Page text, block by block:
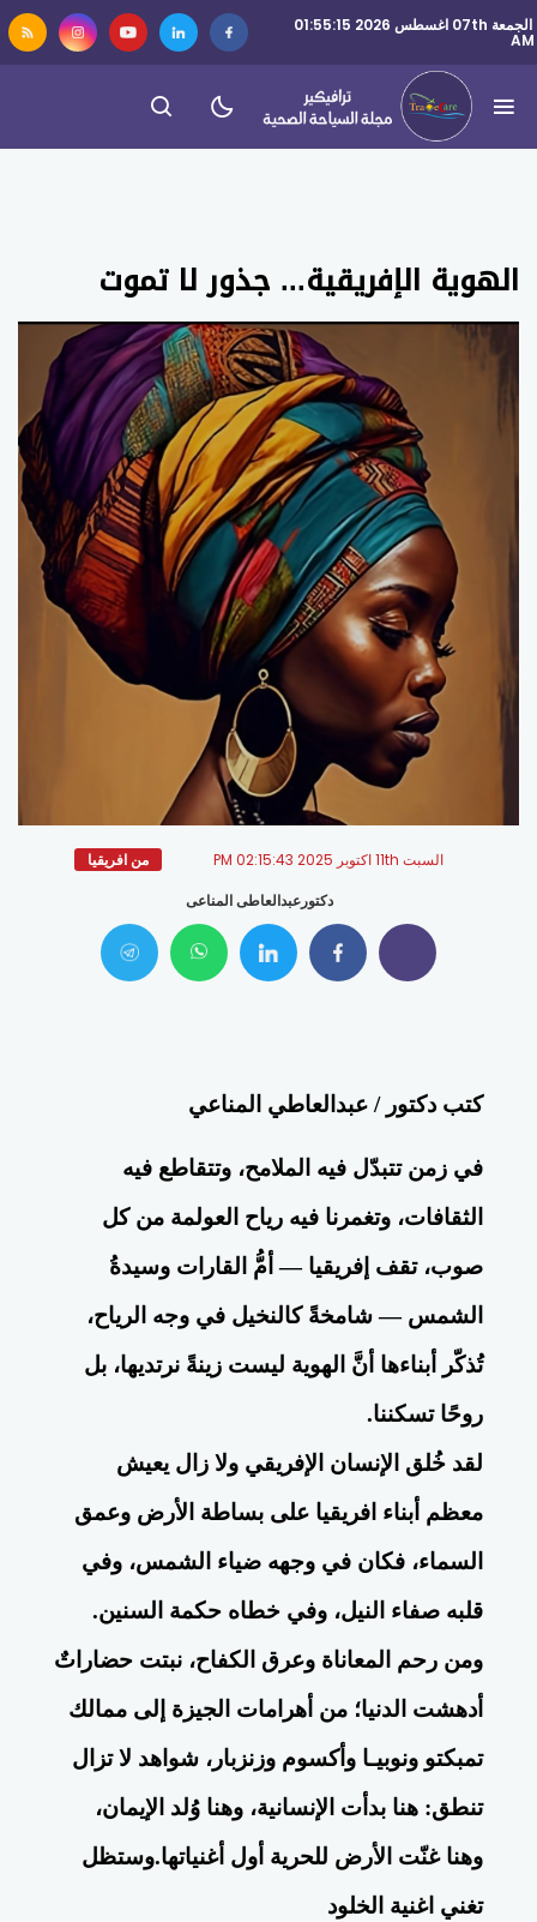
الجمعة 07th اغسطس 2026 01:55:15
AM
الهوية الإفريقية... جذور لا تموت
السبت 11th اكتوبر 2025 02:15:43 PM
من افريقيا
دكتورعبدالعاطى المناعى
كتب دكتور / عبدالعاطي المناعي
في زمن تتبدّل فيه الملامح، وتتقاطع فيه
الثقافات، وتغمرنا فيه رياح العولمة من كل
صوب، تقف إفريقيا — أمُّ القارات وسيدةُ
الشمس — شامخةً كالنخيل في وجه الرياح،
تُذكّر أبناءها أنَّ الهوية ليست زينةً نرتديها، بل
روحًا تسكننا.
لقد خُلق الإنسان الإفريقي ولا زال يعيش
معظم أبناء افريقيا على بساطة الأرض وعمق
السماء، فكان في وجهه ضياء الشمس، وفي
قلبه صفاء النيل، وفي خطاه حكمة السنين.
ومن رحم المعاناة وعرق الكفاح، نبتت حضاراتٌ
أدهشت الدنيا؛ من أهرامات الجيزة إلى ممالك
تمبكتو ونوبيـا وأكسوم وزنزبار، شواهد لا تزال
تنطق: هنا بدأت الإنسانية، وهنا وُلد الإيمان،
وهنا غنّت الأرض للحرية أول أغنياتها.وستظل
تغني اغنية الخلود